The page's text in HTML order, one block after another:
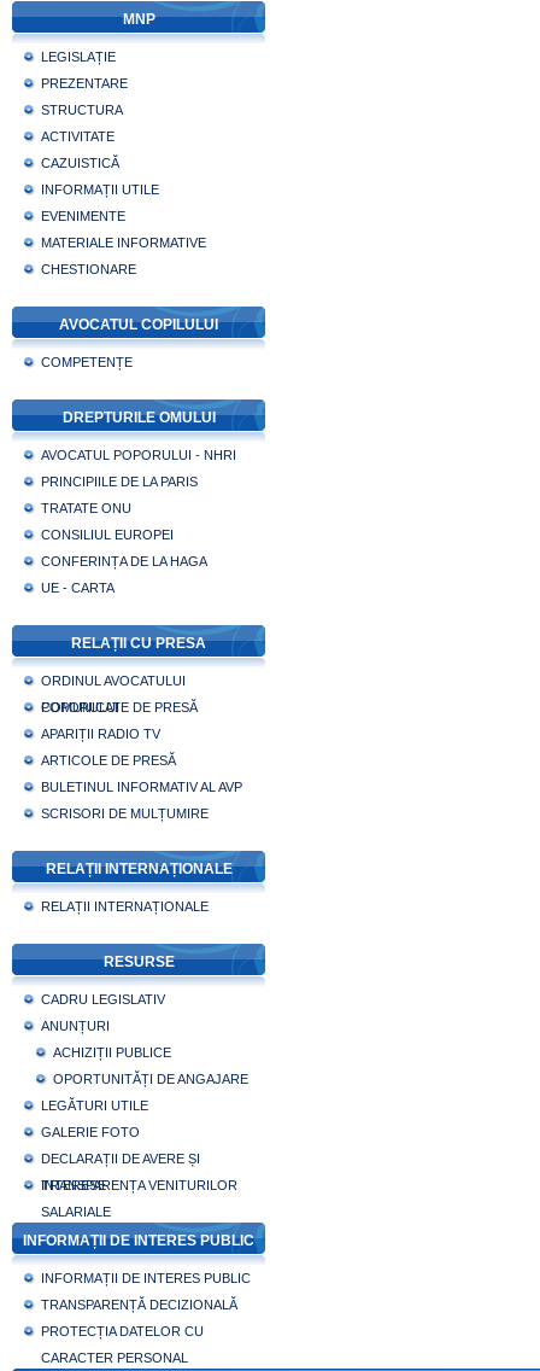
MNP
LEGISLAȚIE
PREZENTARE
STRUCTURA
ACTIVITATE
CAZUISTICĂ
INFORMAȚII UTILE
EVENIMENTE
MATERIALE INFORMATIVE
CHESTIONARE
AVOCATUL COPILULUI
COMPETENȚE
DREPTURILE OMULUI
AVOCATUL POPORULUI - NHRI
PRINCIPIILE DE LA PARIS
TRATATE ONU
CONSILIUL EUROPEI
CONFERINȚA DE LA HAGA
UE - CARTA
RELAȚII CU PRESA
ORDINUL AVOCATULUI
POPORULUI
COMUNICATE DE PRESĂ
APARIȚII RADIO TV
ARTICOLE DE PRESĂ
BULETINUL INFORMATIV AL AVP
SCRISORI DE MULȚUMIRE
RELAȚII INTERNAȚIONALE
RELAȚII INTERNAȚIONALE
RESURSE
CADRU LEGISLATIV
ANUNȚURI
ACHIZIȚII PUBLICE
OPORTUNITĂȚI DE ANGAJARE
LEGĂTURI UTILE
GALERIE FOTO
DECLARAȚII DE AVERE ȘI
INTERESE
TRANSPARENȚA VENITURILOR
SALARIALE
INFORMAȚII DE INTERES PUBLIC
INFORMAȚII DE INTERES PUBLIC
TRANSPARENȚĂ DECIZIONALĂ
PROTECȚIA DATELOR CU
CARACTER PERSONAL